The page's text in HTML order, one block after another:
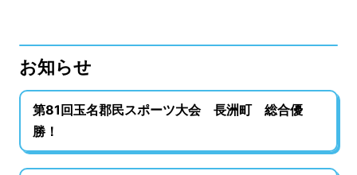
お知らせ
第81回玉名郡民スポーツ大会 長洲町 総合優
勝！